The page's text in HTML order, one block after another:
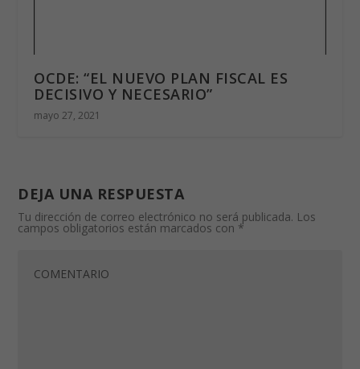
OCDE: “EL NUEVO PLAN FISCAL ES
DECISIVO Y NECESARIO”
mayo 27, 2021
DEJA UNA RESPUESTA
Tu dirección de correo electrónico no será publicada. Los
campos obligatorios están marcados con *